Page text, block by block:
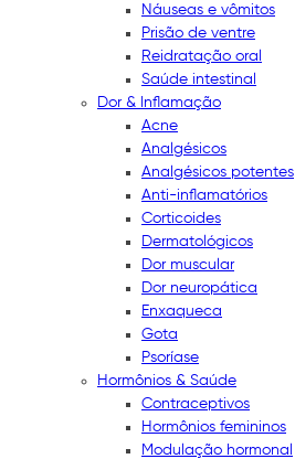
Náuseas e vômitos
Prisão de ventre
Reidratação oral
Saúde intestinal
Dor & Inflamação
Acne
Analgésicos
Analgésicos potentes
Anti-inflamatórios
Corticoides
Dermatológicos
Dor muscular
Dor neuropática
Enxaqueca
Gota
Psoríase
Hormônios & Saúde
Contraceptivos
Hormônios femininos
Modulação hormonal